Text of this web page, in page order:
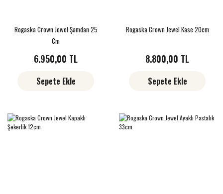
Rogaska Crown Jewel Şamdan 25
Cm
6.950,00 TL
Sepete Ekle
Rogaska Crown Jewel Kase 20cm
8.800,00 TL
Sepete Ekle